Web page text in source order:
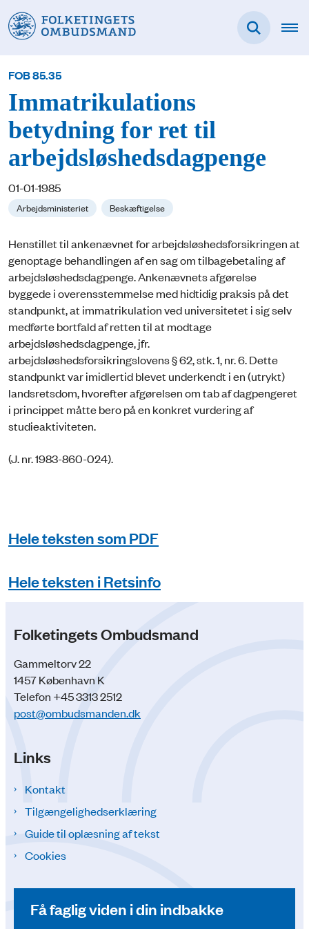
FOB 85.35
Immatrikulations
betydning for ret til
arbejdsløshedsdagpenge
01-01-1985
Arbejdsministeriet Beskæftigelse
Henstillet til ankenævnet for arbejdsløshedsforsikringen at
genoptage behandlingen af en sag om tilbagebetaling af
arbejdsløshedsdagpenge. Ankenævnets afgørelse
byggede i overensstemmelse med hidtidig praksis på det
standpunkt, at immatrikulation ved universitetet i sig selv
medførte bortfald af retten til at modtage
arbejdsløshedsdagpenge, jfr.
arbejdsløshedsforsikringslovens § 62, stk. 1, nr. 6. Dette
standpunkt var imidlertid blevet underkendt i en (utrykt)
landsretsdom, hvorefter afgørelsen om tab af dagpengeret
i princippet måtte bero på en konkret vurdering af
studieaktiviteten.
(J. nr. 1983-860-024).
Hele teksten som PDF
Hele teksten i Retsinfo
Folketingets Ombudsmand
Gammeltorv 22
1457 København K
Telefon +45 3313 2512
post@ombudsmanden.dk
Links
Kontakt
Tilgængelighedserklæring
Guide til oplæsning af tekst
Cookies
Få faglig viden i din indbakke